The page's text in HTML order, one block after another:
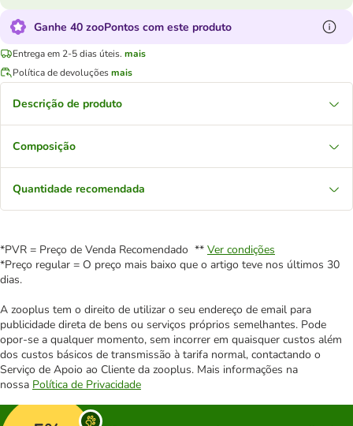
Ganhe 40 zooPontos com este produto
Entrega em 2-5 dias úteis. mais
Política de devoluçõesmais
Descrição de produto
Composição
Quantidade recomendada
*PVR = Preço de Venda Recomendado ** Ver condições
*Preço regular = O preço mais baixo que o artigo teve nos últimos 30
dias.
A zooplus tem o direito de utilizar o seu endereço de email para
publicidade direta de bens ou serviços próprios semelhantes. Pode
opor-se a qualquer momento, sem incorrer em quaisquer custos além
dos custos básicos de transmissão à tarifa normal, contactando o
Serviço de Apoio ao Cliente da zooplus. Mais informações na
nossa Política de Privacidade